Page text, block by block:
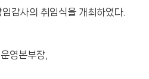
감사의 취임식을 개최하였다.
영본부장,